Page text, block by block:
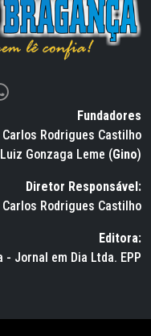
Fundadores
Rodrigues Castilho
Gonzaga Leme (Gino)
Diretor Responsável:
Rodrigues Castilho
Editora:
- Jornal em Dia Ltda. EPP